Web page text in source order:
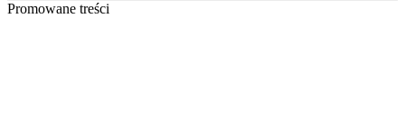
Promowane treści